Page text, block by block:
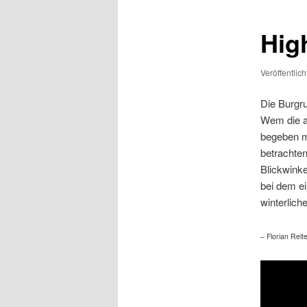
Die
Wem die
begeben
bei dem
– Florian